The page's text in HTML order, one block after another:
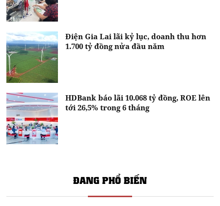
Điện Gia Lai lãi kỷ lục, doanh thu hơn
1.700 tỷ đồng nửa đầu năm
HDBank báo lãi 10.068 tỷ đồng, ROE lên
tới 26,5% trong 6 tháng
ĐANG PHỔ BIẾN